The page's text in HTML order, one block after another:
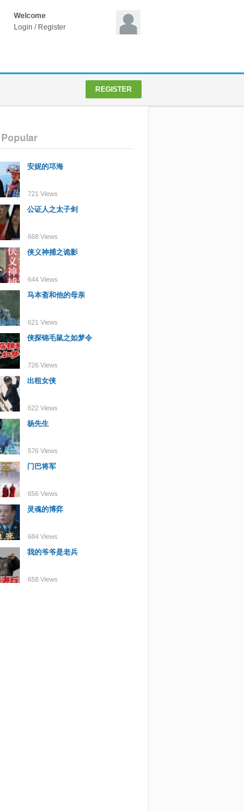
Welcome
Login / Register
REGISTER
Popular
安妮的邛海
721 Views
公证人之太子剑
668 Views
侠义神捕之诡影
644 Views
马本斋和他的母亲
621 Views
侠探锦毛鼠之如梦令
726 Views
出租女侠
622 Views
杨先生
576 Views
门巴将军
656 Views
灵魂的博弈
684 Views
我的爷爷是老兵
658 Views